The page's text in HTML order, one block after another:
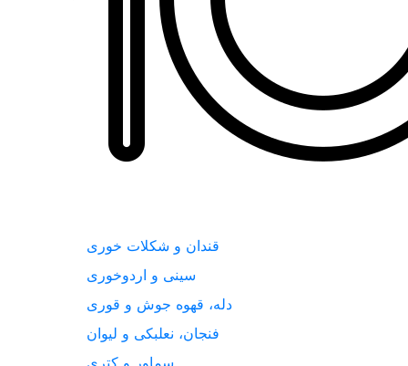
قندان و شکلات خوری
سینی و اردوخوری
دله، قهوه جوش و قوری
فنجان، نعلبکی و لیوان
سماور و کتری